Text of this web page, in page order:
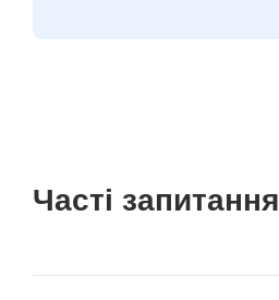
Часті запитання